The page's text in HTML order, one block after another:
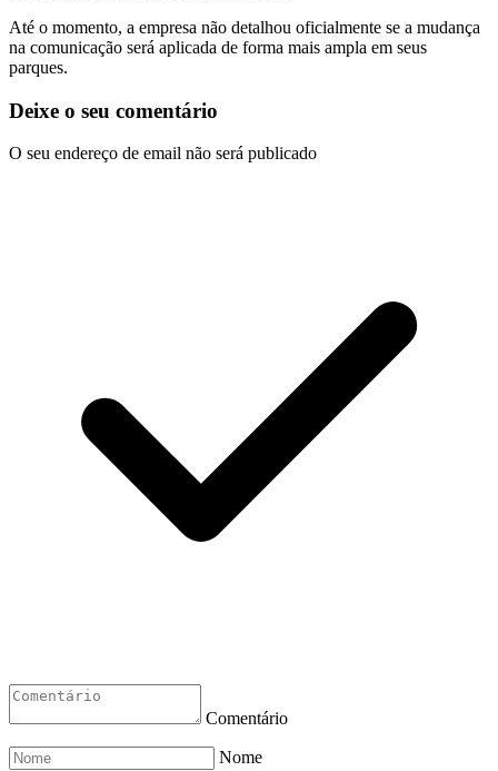
Até o momento, a empresa não detalhou oficialmente se a mudança
na comunicação será aplicada de forma mais ampla em seus
parques.
Deixe o seu comentário
O seu endereço de email não será publicado
Comentário
Nome